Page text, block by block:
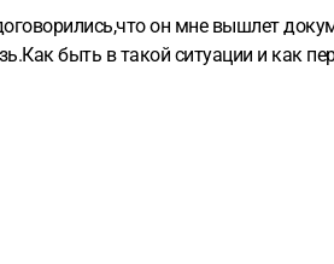
он мне вышлет
быть в такой ситуации и как